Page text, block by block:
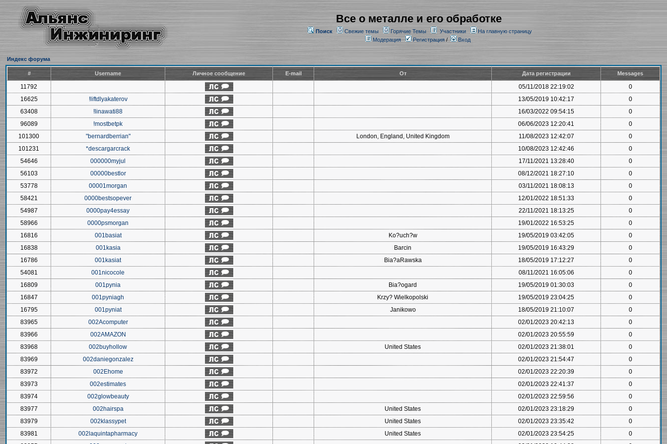
Все о металле и его обработке
Поиск Свежие темы Горячие Темы Участники
На главную страницу
Модерация
Регистрация/ Вход
Индекс форума
# Username Личное сообщение E-mail От Дата регистрации Messages
11792 05/11/2018 22:19:02
0
16625
!liftdlyakaterov 13/05/2019 10:42:17
0
63408
!linawati88 16/03/2022 09:54:15
0
96089
!mostbetpk 06/06/2023 12:20:41
0
101300
"bernardberrian" London, England, United Kingdom 11/08/2023 12:42:07
0
101231
*descargarcrack 10/08/2023 12:42:46
0
54646
000000myjul 17/11/2021 13:28:40
0
56103
00000bestlor 08/12/2021 18:27:10
0
53778
00001morgan 03/11/2021 18:08:13
0
58421
0000bestsopever 12/01/2022 18:51:33
0
54987
0000pay4essay 22/11/2021 18:13:25
0
58966
0000psmorgan 19/01/2022 16:53:25
0
16816
001basiat Ko?uch?w 19/05/2019 03:42:05
0
16838
001kasia Barcin 19/05/2019 16:43:29
0
16786
001kasiat Bia?aRawska 18/05/2019 17:12:27
0
54081
001nicocole 08/11/2021 16:05:06
0
16809
001pynia Bia?ogard 19/05/2019 01:30:03
0
16847
001pyniagh Krzy? Wielkopolski 19/05/2019 23:04:25
0
16795
001pyniat Janikowo 18/05/2019 21:10:07
0
83965
002Acomputer 02/01/2023 20:42:13
0
83966
002AMAZON 02/01/2023 20:55:59
0
83968
002buyhollow United States 02/01/2023 21:38:01
0
83969
002daniegonzalez 02/01/2023 21:54:47
0
83972
002Ehome 02/01/2023 22:20:39
0
83973
002estimates 02/01/2023 22:41:37
0
83974
002glowbeauty 02/01/2023 22:59:56
0
83977
002hairspa United States 02/01/2023 23:18:29
0
83979
002klassypet United States 02/01/2023 23:35:42
0
83981
002laquintapharmacy United States 02/01/2023 23:54:25
0